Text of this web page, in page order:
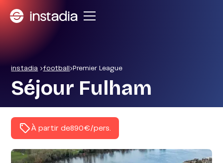
instadia>football>Premier League
Séjour Fulham
À partir de890€/pers.